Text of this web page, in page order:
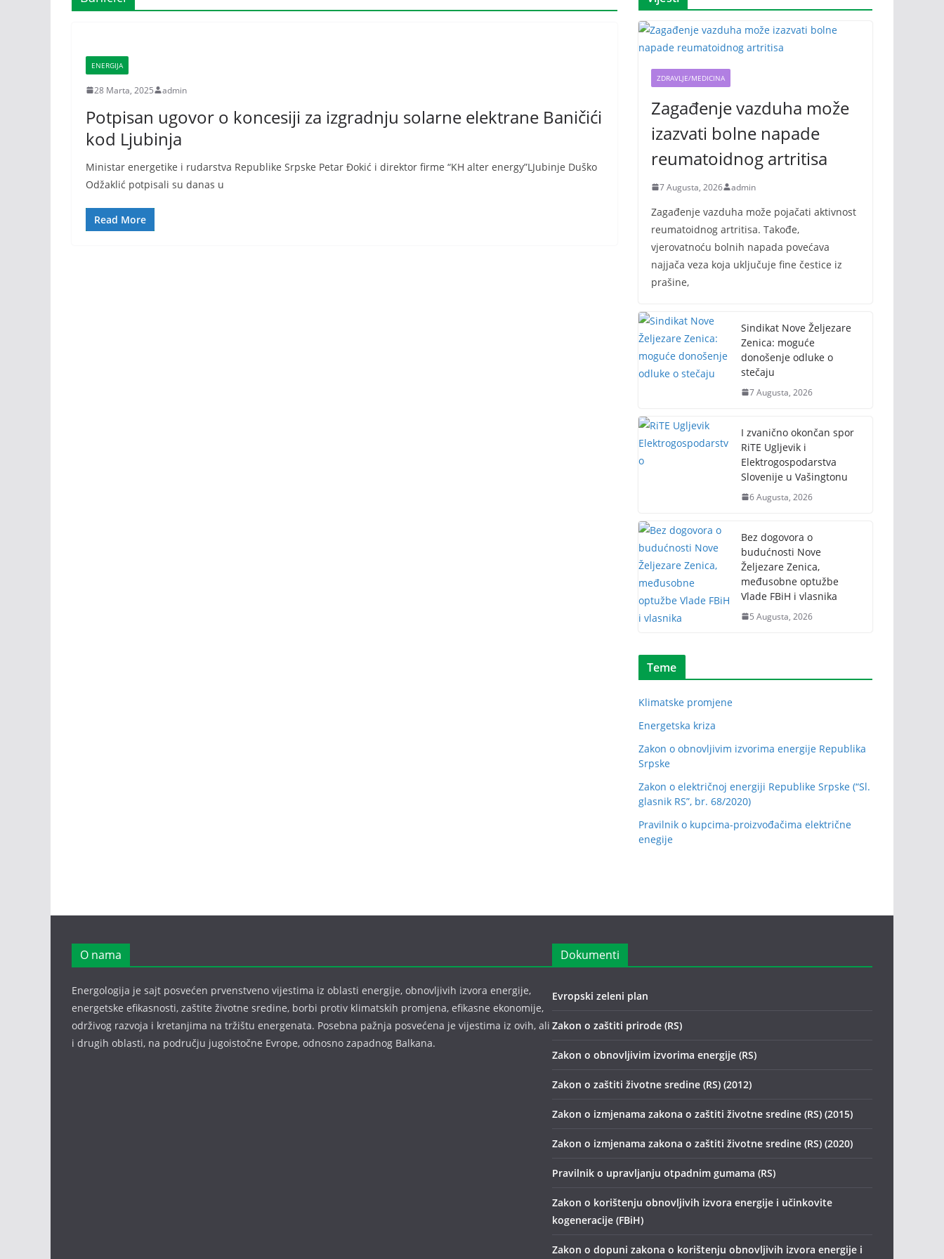
ENERGIJA
28 Marta, 2025 admin
Potpisan ugovor o koncesiji za izgradnju solarne elektrane Baničići
kod Ljubinja
Ministar energetike i rudarstva Republike Srpske Petar Đokić i direktor firme “KH alter energy”LJubinje Duško
Odžaklić potpisali su danas u
Read More
ZDRAVLJE/MEDICINA
Zagađenje vazduha može
izazvati bolne napade
reumatoidnog artritisa
7 Augusta, 2026 admin
Zagađenje vazduha može pojačati aktivnost
reumatoidnog artritisa. Takođe,
vjerovatnoću bolnih napada povećava
najjača veza koja uključuje fine čestice iz
prašine,
Sindikat Nove Željezare
Zenica: moguće
donošenje odluke o
stečaju
7 Augusta, 2026
I zvanično okončan spor
RiTE Ugljevik i
Elektrogospodarstva
Slovenije u Vašingtonu
6 Augusta, 2026
Bez dogovora o
budućnosti Nove
Željezare Zenica,
međusobne optužbe
Vlade FBiH i vlasnika
5 Augusta, 2026
Teme
Klimatske promjene
Energetska kriza
Zakon o obnovljivim izvorima energije Republika
Srpske
Zakon o električnoj energiji Republike Srpske (“Sl.
glasnik RS”, br. 68/2020)
Pravilnik o kupcima-proizvođačima električne
enegije
O nama
Energologija je sajt posvećen prvenstveno vijestima iz oblasti energije, obnovljivih izvora energije,
energetske efikasnosti, zaštite životne sredine, borbi protiv klimatskih promjena, efikasne ekonomije,
održivog razvoja i kretanjima na tržištu energenata. Posebna pažnja posvećena je vijestima iz ovih, ali
i drugih oblasti, na području jugoistočne Evrope, odnosno zapadnog Balkana.
Dokumenti
Evropski zeleni plan
Zakon o zaštiti prirode (RS)
Zakon o obnovljivim izvorima energije (RS)
Zakon o zaštiti životne sredine (RS) (2012)
Zakon o izmjenama zakona o zaštiti životne sredine (RS) (2015)
Zakon o izmjenama zakona o zaštiti životne sredine (RS) (2020)
Pravilnik o upravljanju otpadnim gumama (RS)
Zakon o korištenju obnovljivih izvora energije i učinkovite
kogeneracije (FBiH)
Zakon o dopuni zakona o korištenju obnovljivih izvora energije i